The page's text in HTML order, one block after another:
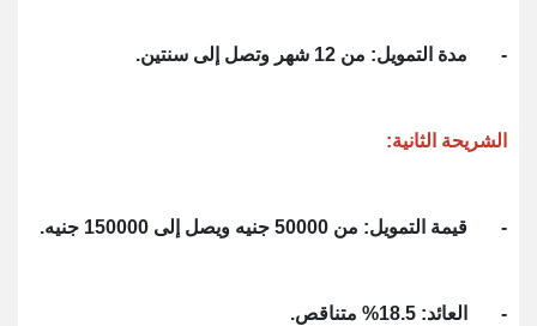
- مدة التمويل: من 12 شهر وتصل إلى سنتين.
الشريحة الثانية:
- قيمة التمويل: من 50000 جنيه ويصل إلى 150000 جنيه.
- العائد: 18.5% متناقص.